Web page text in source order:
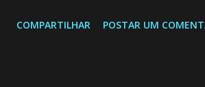
de 25/05/26 a 31/05/26 JOANA
COMPARTILHAR POSTAR UM